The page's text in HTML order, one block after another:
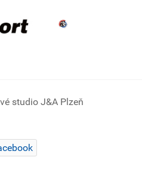
studio J&A Plzeň